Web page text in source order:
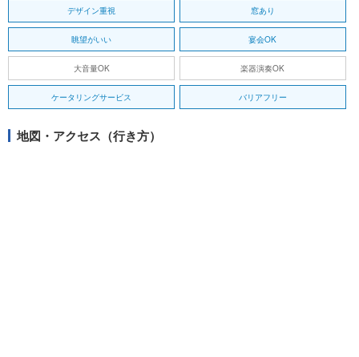
デザイン重視 窓あり
眺望がいい 宴会OK
大音量OK 楽器演奏OK
ケータリングサービス バリアフリー
地図・アクセス（行き方）